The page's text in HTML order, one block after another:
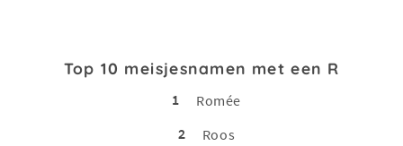
Top 10 meisjesnamen met een R
1
Romée
2
Roos